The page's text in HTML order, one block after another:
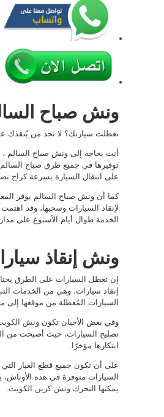
ونش صباح
تعطلت سيارتك؟ لا تجد من يُنقذك
أنت بحاجة إلى ونش صباح السالم ،
توفيرها في جميع طرق صباح السالم
على انتقال السيارة بسرعةكراج
كما أن ونش صباح السالم يوفر
لإنقاذ السيارات وسحبها، وقد اهتمت
الخدمة طوال أيام الأسبوع على مدار 24 ساعة.
ونش إنقاذ
إن تعطل السيارات على الطرق
إنقاذ سيارات، وهي من الخدمات
السيارات المُعطلة من موقعها إلى
وفي بعض الأحيان تكون ونش
تصليح السيارات، حيث أصبحت من
ابتكارها مؤخرًا.
على أن تكون جميع قطع الغيار التي
السيارات متوفرة في هذه الأوناش،
يمكنها التحرك ونش كرين الكويت